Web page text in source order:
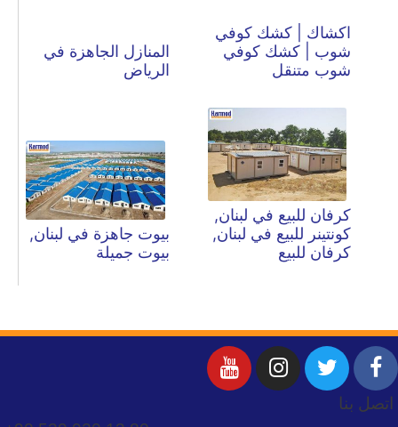
اكشاك | كشك كوفي
شوب | كشك كوفي
شوب متنقل
المنازل الجاهزة في
الرياض
كرفان للبيع في لبنان,
كونتينر للبيع في لبنان,
كرفان للبيع
بيوت جاهزة في لبنان,
بيوت جميلة
اتصل بنا